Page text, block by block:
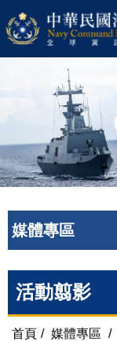
媒體專區
活動翦影
首頁 / 媒體專區 /